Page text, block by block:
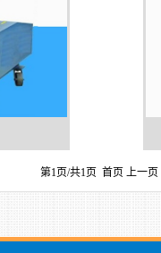
第1页/共1页 首页 上一页